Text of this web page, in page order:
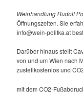
Weinhandlung Rudolf
Öffnungszeiten. Sie
info@wein-polifka.at
Darüber hinaus stellt
von und um Wien nach
zustellkostenlos und
mit dem CO2-